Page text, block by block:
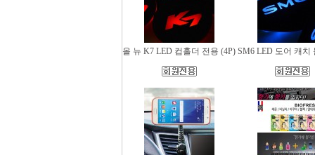
올 뉴 K7 LED 컵홀더 전용 (4P) SM6 LED 도어 캐치